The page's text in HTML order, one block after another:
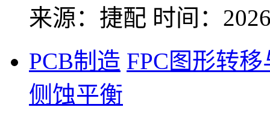
来源：捷配 时间：
PCB制造 FPC图形转
侧蚀平衡